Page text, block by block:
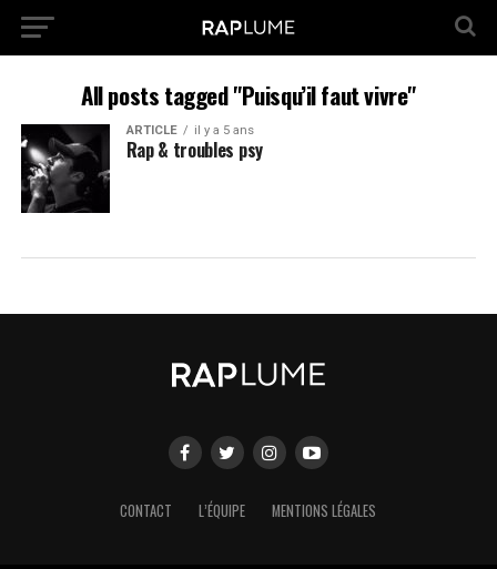
All posts tagged "Puisqu’il faut vivre"
ARTICLE il y a 5 ans
Rap & troubles psy
CONTACT L’ÉQUIPE MENTIONS LÉGALES